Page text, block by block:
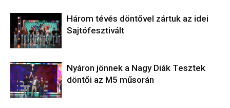
Három tévés döntővel zártuk az idei
Sajtófesztivált
Nyáron jönnek a Nagy Diák Tesztek
döntői az M5 műsorán